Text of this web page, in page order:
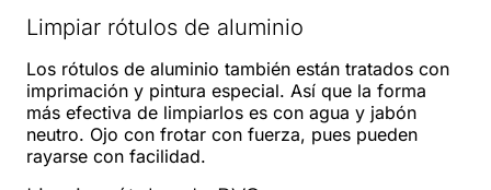
Limpiar rótulos de aluminio
Los rótulos de aluminio también están tratados con
imprimación y pintura especial. Así que la forma
más efectiva de limpiarlos es con agua y jabón
neutro. Ojo con frotar con fuerza, pues pueden
rayarse con facilidad.